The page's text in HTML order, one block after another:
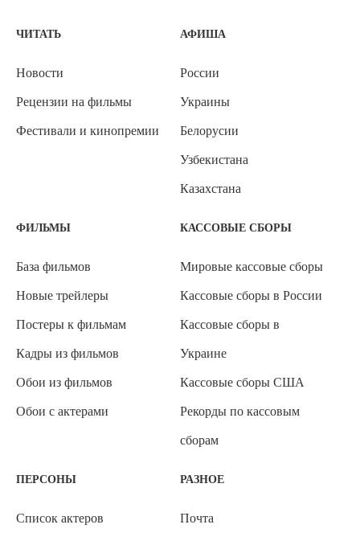
ЧИТАТЬ
Новости
Рецензии на фильмы
Фестивали и кинопремии
АФИША
России
Украины
Белорусии
Узбекистана
Казахстана
ФИЛЬМЫ
База фильмов
Новые трейлеры
Постеры к фильмам
Кадры из фильмов
Обои из фильмов
Обои с актерами
КАССОВЫЕ СБОРЫ
Мировые кассовые сборы
Кассовые сборы в России
Кассовые сборы в
Украине
Кассовые сборы США
Рекорды по кассовым
сборам
ПЕРСОНЫ
Список актеров
РАЗНОЕ
Почта